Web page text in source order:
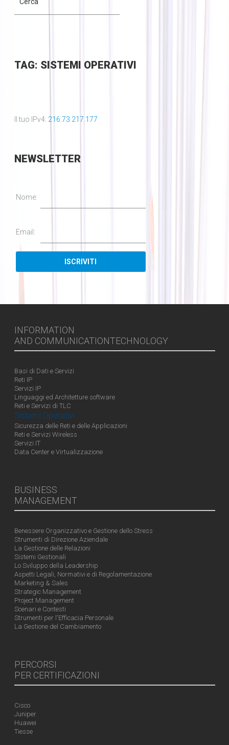
TAG: SISTEMI OPERATIVI
Il tuo IPv4: 216.73.217.177
NEWSLETTER
Nome:
Email:
INFORMATION
AND COMMUNICATIONTECHNOLOGY
Basi di Dati e Servizi
Reti IP
Servizi IP
Linguaggi ed Architetture software
Reti e Servizi di TLC
Sistemi Operativi
Sicurezza delle Reti e delle Applicazioni
Reti e Servizi Wireless
Servizi IT
Data Center e Virtualizzazione
BUSINESS
MANAGEMENT
Benessere Organizzativo e Gestione dello Stress
Strumenti di Direzione Aziendale
La Gestione delle Relazioni
Sistemi Gestionali
Lo Sviluppo della Leadership
Aspetti Legali, Normativi e di Regolamentazione
Marketing & Sales
Strategic Management
Project Management
Scenari e Contesti
Strumenti per l'Efficacia Personale
La Gestione del Cambiamento
PERCORSI
PER CERTIFICAZIONI
Cisco
Juniper
Huawei
Tiesse